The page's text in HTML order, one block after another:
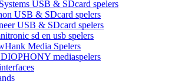
USB & SDcard spelers
USB & SDcard spelers
USB & SDcard spelers
sd en usb spelers
Media Spelers
mediaspelers